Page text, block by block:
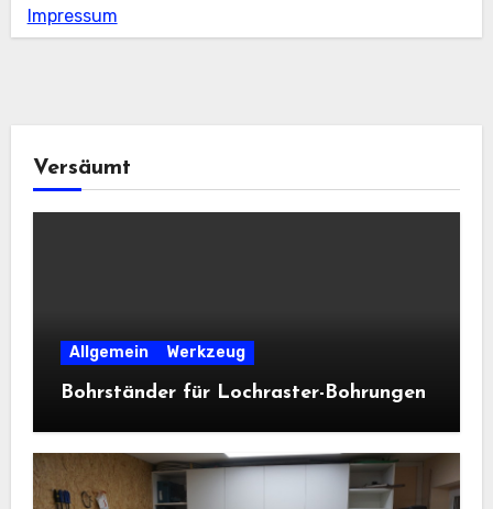
Impressum
Versäumt
Allgemein Werkzeug
Bohrständer für Lochraster-Bohrungen